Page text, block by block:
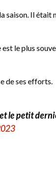
saison. Il était
est le plus
de ses efforts.
le petit